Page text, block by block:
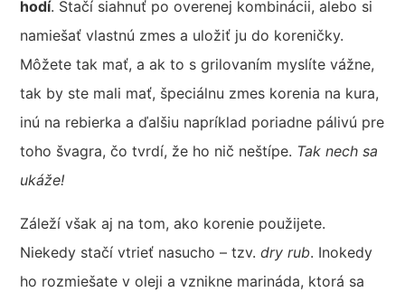
hodí. Stačí siahnuť po overenej kombinácii, alebo si
namiešať vlastnú zmes a uložiť ju do koreničky.
Môžete tak mať, a ak to s grilovaním myslíte vážne,
tak by ste mali mať, špeciálnu zmes korenia na kura,
inú na rebierka a ďalšiu napríklad poriadne pálivú pre
toho švagra, čo tvrdí, že ho nič neštípe. Tak nech sa
ukáže!
Záleží však aj na tom, ako korenie použijete.
Niekedy stačí vtrieť nasucho – tzv.dry rub. Inokedy
ho rozmiešate v oleji a vznikne marináda, ktorá sa